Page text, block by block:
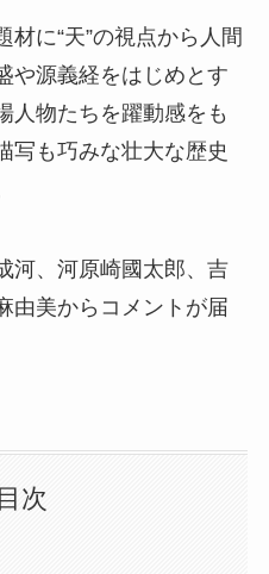
に“天”の視点から人間
や源義経をはじめとす
人物たちを躍動感をも
写も巧みな壮大な歴史
河、河原崎國太郎、吉
由美からコメントが届
目次